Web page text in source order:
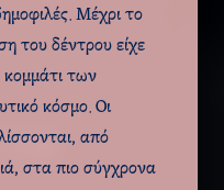
Μέχρι το
του δέντρου είχε
των
κόσμο. Οι
από
στα πιο σύγχρονα